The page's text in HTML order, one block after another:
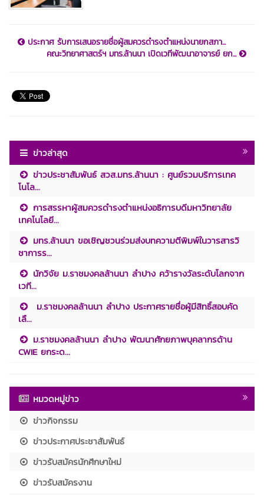
ประกาศ รับการเสนอรายชื่อผู้สมควรดำรงตำแหน่งนายกสภา...
คณะวิทยาศาสตร์ฯ มทร.ล้านนา เปิดเวทีพัฒนาอาจารย์ ยก...
ข่าวล่าสุด
ข่าวประชาสัมพันธ์ สวส.มทร.ล้านนา : ศูนย์รวมบริการเทค
โนโล...
การสรรหาผู้สมควรดำรงตำแหน่งอธิการบดีมหาวิทยาลัย
เทคโนโลยี...
มทร.ล้านนา ขอเชิญชวนร่วมส่งบทความตีพิมพ์ในวารสารวิ
ชาการร...
นักวิจัย ม.ราชมงคลล้านนา ลำปาง คว้ารางวัลระดับโลกจาก
เวที...
ม.ราชมงคลล้านนา ลำปาง ประกาศรายชื่อผู้มีสิทธิ์สอบคัด
เลื...
ม.ราชมงคลล้านนา ลำปาง พัฒนาศักยภาพบุคลากรด้าน
CWIE ยกระด...
หมวดหมู่ข่าว
ข่าวกิจกรรม
ข่าวประกาศประชาสัมพันธ์
ข่าวรับสมัครนักศึกษาใหม่
ข่าวรับสมัครงาน